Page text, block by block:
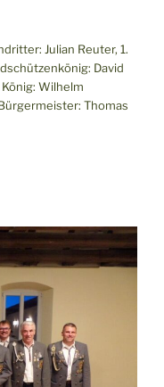
Julian Reuter, 1.
David
Wilhelm
Thomas